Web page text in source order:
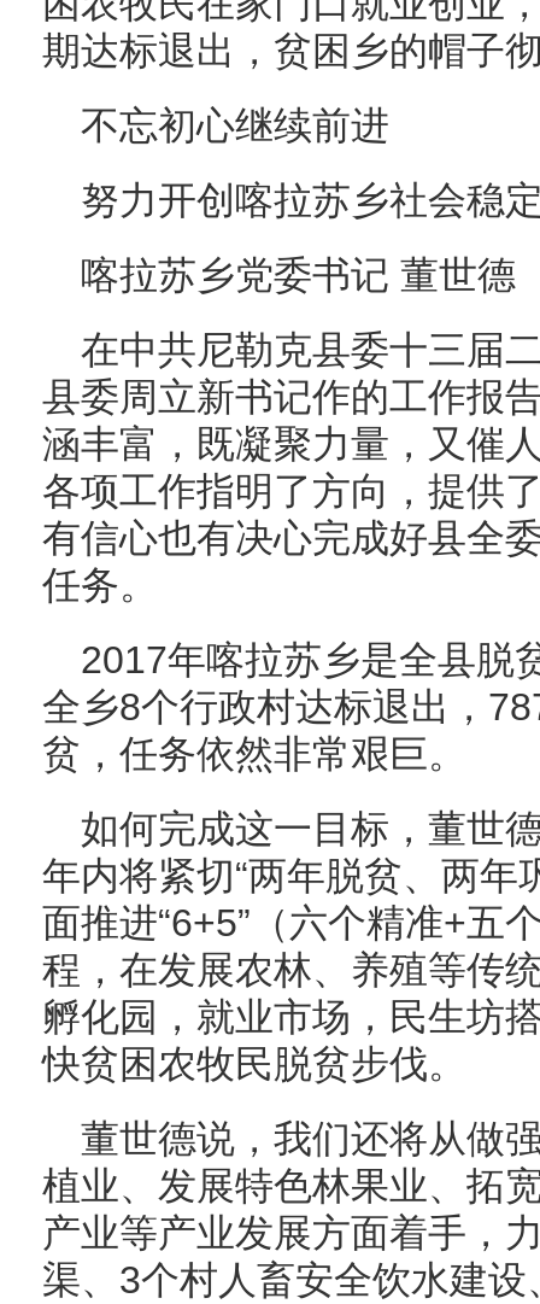
期达标退出，贫困乡的帽子
不忘初心继续前进
努力开创喀拉苏乡社会稳
喀拉苏乡党委书记 董世德
在中共尼勒克县委十三届
县委周立新书记作的工作报
涵丰富，既凝聚力量，又催
各项工作指明了方向，提供
有信心也有决心完成好县全
任务。
2017年喀拉苏乡是全县脱
全乡8个行政村达标退出，
贫，任务依然非常艰巨。
如何完成这一目标，董世
年内将紧切“两年脱贫、两年
面推进“6+5”（六个精准+五
程，在发展农林、养殖等传
孵化园，就业市场，民生坊
快贫困农牧民脱贫步伐。
董世德说，我们还将从做
植业、发展特色林果业、拓
产业等产业发展方面着手，
渠、3个村人畜安全饮水建